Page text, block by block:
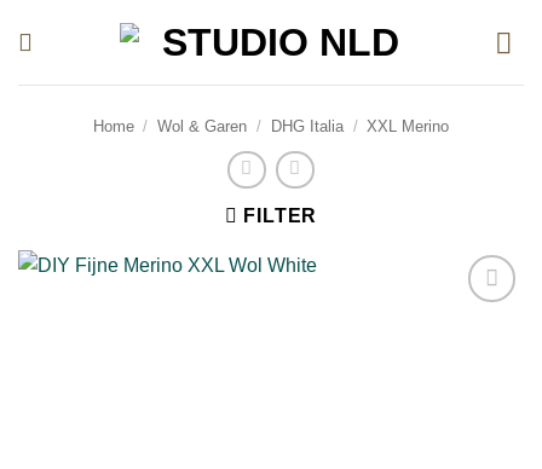
Home / Wol & Garen / DHG Italia / XXL Merino
FILTER